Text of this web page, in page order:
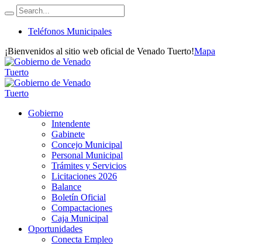
Teléfonos Municipales
¡Bienvenidos al sitio web oficial de Venado Tuerto!Mapa
Gobierno
Intendente
Gabinete
Concejo Municipal
Personal Municipal
Trámites y Servicios
Licitaciones 2026
Balance
Boletín Oficial
Compactaciones
Caja Municipal
Oportunidades
Conecta Empleo